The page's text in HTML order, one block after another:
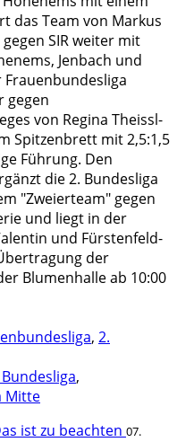
das Team von Markus
SIR weiter mit
Jenbach und
gegen
von Regina Theissl-
Spitzenbrett mit 2,5:1,5
Führung. Den
die 2. Bundesliga
"Zweierteam" gegen
und liegt in der
und Fürstenfeld-
der
Blumenhalle ab 10:00
, 2.
Bundesliga,
Mitte
ist zu beachten 07.